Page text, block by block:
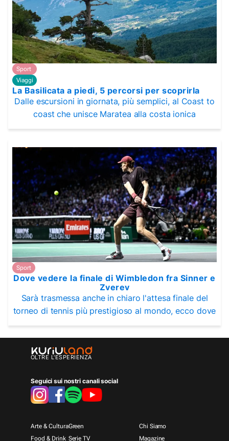
Sport
Viaggi
La Basilicata a piedi, 5 percorsi per scoprirla
Dalle escursioni in giornata, più semplici, al Coast to
coast che unisce Maratea alla costa ionica
Sport
Dove vedere la finale di Wimbledon fra Sinner e
Zverev
Sarà trasmessa anche in chiaro l'attesa finale del
torneo di tennis più prestigioso al mondo, ecco dove
OLTRE L'ESPERIENZA
Seguici sui nostri canali social
Arte & Cultura
Food & Drink
Green
Serie TV
Chi Siamo
Magazine